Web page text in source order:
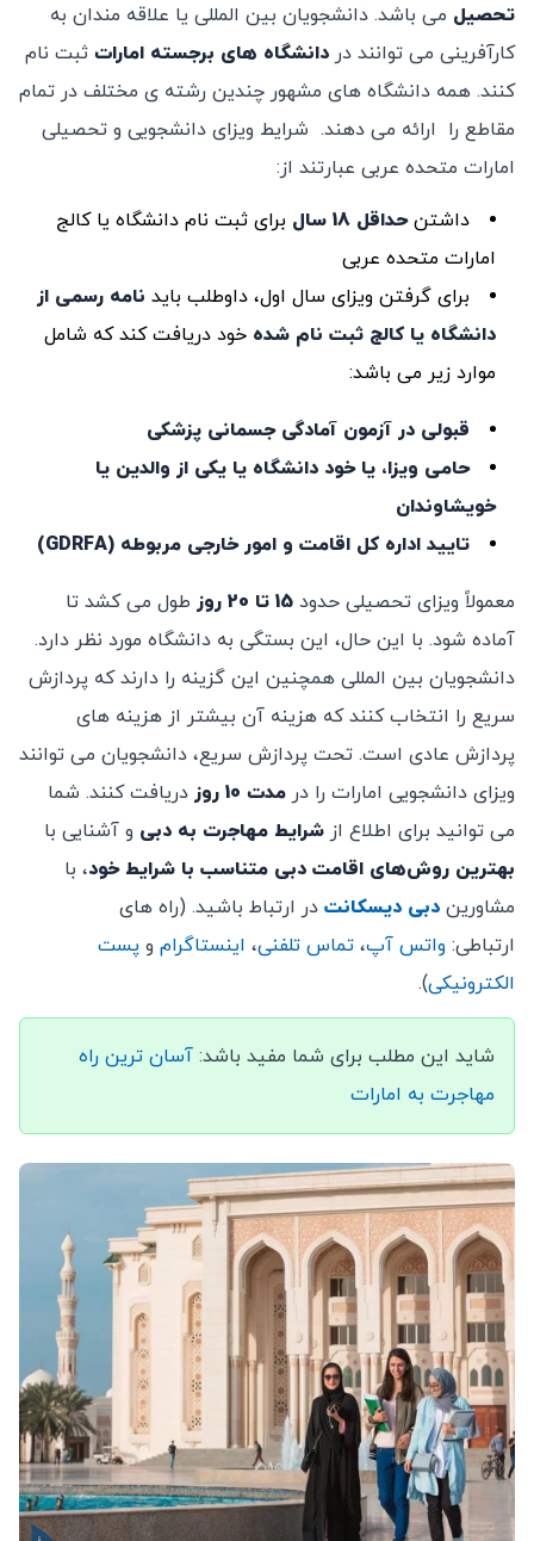
تحصیل می باشد. دانشجویان بین المللی یا علاقه مندان به
کارآفرینی می توانند در دانشگاه های برجسته امارات ثبت نام
کنند. همه دانشگاه های مشهور چندین رشته ی مختلف در تمام
مقاطع را ارائه می دهند. شرایط ویزای دانشجویی و تحصیلی
امارات متحده عربی عبارتند از:
داشتنحداقل 18 سال
برای ثبت نام دانشگاه یا کالج
امارات متحده عربی
برای گرفتن ویزای سال اول، داوطلب باید نامه رسمی از
دانشگاه یا کالج ثبت نام شده خود دریافت کند که شامل
موارد زیر می باشد:
قبولی در آزمون آمادگی جسمانی پزشکی
حامی ویزا، یا خود دانشگاه یا یکی از والدین یا
خویشاوندان
تایید اداره کل اقامت و امور خارجی مربوطه (GDRFA)
معمولاً ویزای تحصیلی حدود 15 تا 20 روز
طول می کشد تا
آماده شود. با این حال، این بستگی به دانشگاه مورد نظر دارد.
دانشجویان بین المللی همچنین این گزینه را دارند که پردازش
سریع را انتخاب کنند که هزینه آن بیشتر از هزینه های
پردازش عادی است. تحت پردازش سریع، دانشجویان می توانند
ویزای دانشجویی امارات را در مدت 10 روز
دریافت کنند. شما
می توانید برای اطلاع از شرایط مهاجرت به دبی و آشنایی با
بهترین روش‌های اقامت دبی متناسب با شرایط خود، با
مشاورین دبی دیسکانت در ارتباط باشید. (راه های
ارتباطی: واتس آپ، تماس تلفنی، اینستاگرام و پست
الکترونیکی).
شاید این مطلب برای شما مفید باشد: آسان ترین راه
مهاجرت به امارات